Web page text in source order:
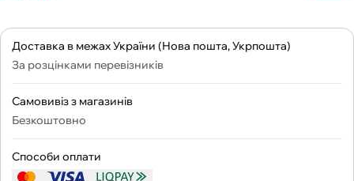
Доставка в межах України (Нова пошта, Укрпошта)
За розцінками перевізників
Самовивіз з магазинів
Безкоштовно
Способи оплати